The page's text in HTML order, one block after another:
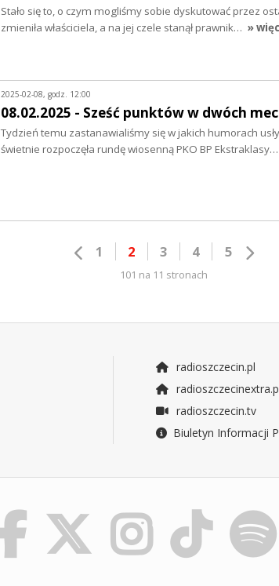
Stało się to, o czym mogliśmy sobie dyskutować przez
zmieniła właściciela, a na jej czele stanął prawnik… »
2025-02-08, godz. 12:00
08.02.2025 - Sześć punktów w dwóch
Tydzień temu zastanawialiśmy się w jakich humorach
świetnie rozpoczęła rundę wiosenną PKO BP Ekstraklasy…
1 2 3 4 5
101 na 11 stronach
radioszczecin.pl
radioszczecin.tv
Biuletyn Informacji